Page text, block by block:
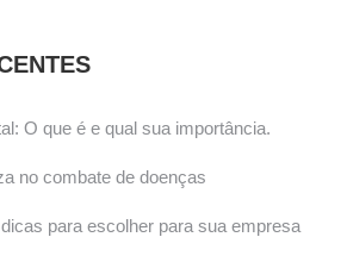
O que é e qual sua importância.
no combate de doenças
para escolher para sua empresa